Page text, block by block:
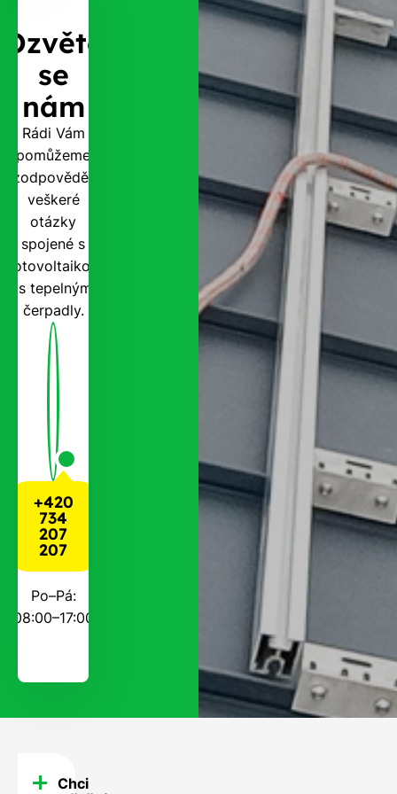
Ozvěte
se
nám
Rádi Vám
pomůžeme
zodpovědět
veškeré
otázky
spojené s
fotovoltaikou
i s tepelnými
čerpadly.
+420
734
207
207
Po–Pá:
08:00–17:00
Chci